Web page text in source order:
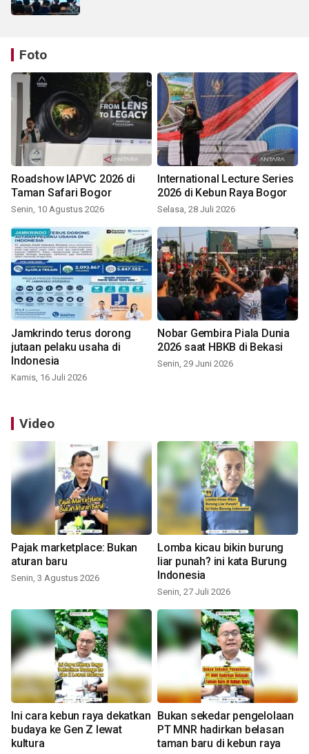
Foto
Roadshow IAPVC 2026 di
Taman Safari Bogor
Senin, 10 Agustus 2026
International Lecture Series
2026 di Kebun Raya Bogor
Selasa, 28 Juli 2026
Jamkrindo terus dorong
jutaan pelaku usaha di
Indonesia
Kamis, 16 Juli 2026
Nobar Gembira Piala Dunia
2026 saat HBKB di Bekasi
Senin, 29 Juni 2026
Video
Pajak marketplace: Bukan
aturan baru
Senin, 3 Agustus 2026
Lomba kicau bikin burung
liar punah? ini kata Burung
Indonesia
Senin, 27 Juli 2026
Ini cara kebun raya dekatkan
budaya ke Gen Z lewat
kultura
Bukan sekedar pengelolaan
PT MNR hadirkan belasan
taman baru di kebun raya